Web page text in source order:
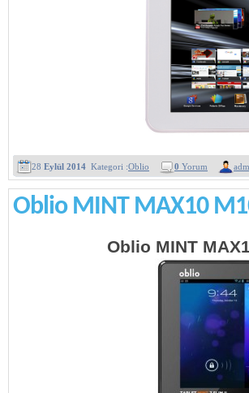
28 Eylül 2014 Kategori :Oblio 0 Yorum
Oblio MINT MAX10
Oblio MINT